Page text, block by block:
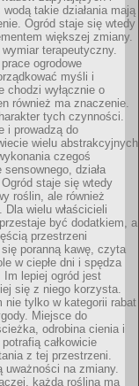
takie działania mają
Ogród staje się wtedy
większej zmiany.
terapeutyczny.
ogrodowe
myśli i
chodzi wyłącznie o
również ma znaczenie.
tych czynności.
i prowadzą do
wielu abstrakcyjnych
czegoś
działa
staje się wtedy
roślin, ale również
wielu właścicieli
być dodatkiem, a
przestrzeni
poranną kawę, czyta
w ciepłe dni i spędza
Im lepiej ogród jest
się z niego korzysta.
nie tylko w kategorii rabat
Miejsce do
odrobina cienia i
całkowicie
z tej przestrzeni.
uważności na zmiany.
każda roślina ma